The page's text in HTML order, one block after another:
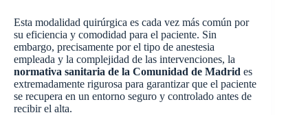
Esta modalidad quirúrgica es cada vez más común por
su eficiencia y comodidad para el paciente. Sin
embargo, precisamente por el tipo de anestesia
empleada y la complejidad de las intervenciones, la
normativa sanitaria de la Comunidad de Madrid es
extremadamente rigurosa para garantizar que el paciente
se recupera en un entorno seguro y controlado antes de
recibir el alta.